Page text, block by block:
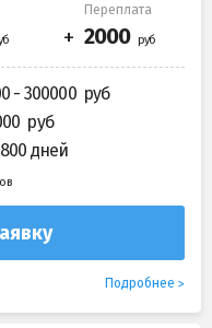
Переплата
- 300000
дней
Подробнее